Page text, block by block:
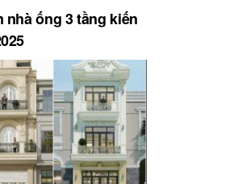
ống 3 tầng kiến